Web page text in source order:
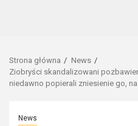
Strona główna
News
Ziobryści skandalizowani
niedawno popierali zniesienie go,
News